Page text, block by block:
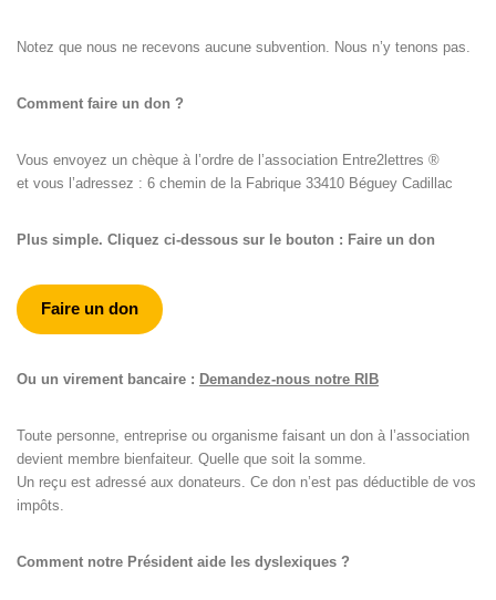
Notez que nous ne recevons aucune subvention. Nous n’y tenons pas.
Comment faire un don ?
Vous envoyez un chèque à l’ordre de l’association Entre2lettres ®
et vous l’adressez : 6 chemin de la Fabrique 33410 Béguey Cadillac
Plus simple. Cliquez ci-dessous sur le bouton : Faire un don
Faire un don
Ou un virement bancaire : Demandez-nous notre RIB
Toute personne, entreprise ou organisme faisant un don à l’association
devient membre bienfaiteur. Quelle que soit la somme.
Un reçu est adressé aux donateurs. Ce don n’est pas déductible de vos
impôts.
Comment notre Président aide les dyslexiques ?